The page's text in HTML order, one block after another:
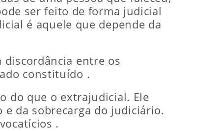
ser feito de forma judicial
é aquele que depende da
discordância entre os
constituído .
do que o extrajudicial. Ele
e da sobrecarga do judiciário.
.